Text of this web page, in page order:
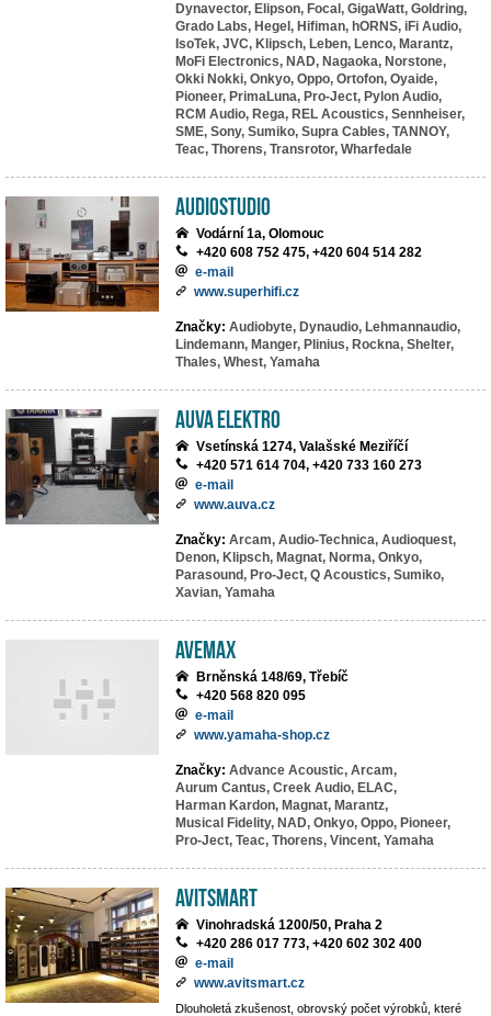
Dynavector, Elipson, Focal, GigaWatt, Goldring,
Grado Labs, Hegel, Hifiman, hORNS, iFi Audio,
IsoTek, JVC, Klipsch, Leben, Lenco, Marantz,
MoFi Electronics, NAD, Nagaoka, Norstone,
Okki Nokki, Onkyo, Oppo, Ortofon, Oyaide,
Pioneer, PrimaLuna, Pro-Ject, Pylon Audio,
RCM Audio, Rega, REL Acoustics, Sennheiser,
SME, Sony, Sumiko, Supra Cables, TANNOY,
Teac, Thorens, Transrotor, Wharfedale
AudioStudio
Vodární 1a, Olomouc
+420 608 752 475, +420 604 514 282
e-mail
www.superhifi.cz
Značky: Audiobyte, Dynaudio, Lehmannaudio,
Lindemann, Manger, Plinius, Rockna, Shelter,
Thales, Whest, Yamaha
AuVa elektro
Vsetínská 1274, Valašské Meziříčí
+420 571 614 704, +420 733 160 273
e-mail
www.auva.cz
Značky: Arcam, Audio-Technica, Audioquest,
Denon, Klipsch, Magnat, Norma, Onkyo,
Parasound, Pro-Ject, Q Acoustics, Sumiko,
Xavian, Yamaha
AVEMAX
Brněnská 148/69, Třebíč
+420 568 820 095
e-mail
www.yamaha-shop.cz
Značky: Advance Acoustic, Arcam,
Aurum Cantus, Creek Audio, ELAC,
Harman Kardon, Magnat, Marantz,
Musical Fidelity, NAD, Onkyo, Oppo, Pioneer,
Pro-Ject, Teac, Thorens, Vincent, Yamaha
Avitsmart
Vinohradská 1200/50, Praha 2
+420 286 017 773, +420 602 302 400
e-mail
www.avitsmart.cz
Dlouholetá zkušenost, obrovský počet výrobků, které